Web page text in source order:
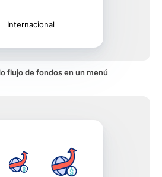
Internacional
flujo de fondos en un menú